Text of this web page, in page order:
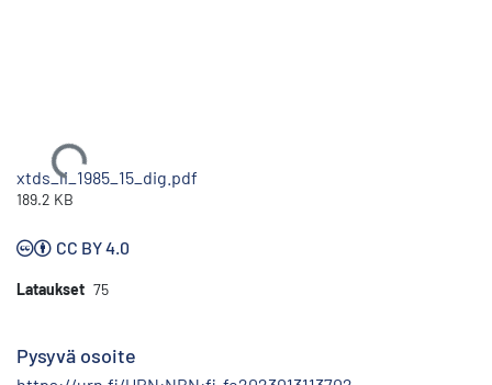
Ladataan...
xtds_li_1985_15_dig.pdf
189.2 KB
CC BY 4.0
Lataukset 75
Pysyvä osoite